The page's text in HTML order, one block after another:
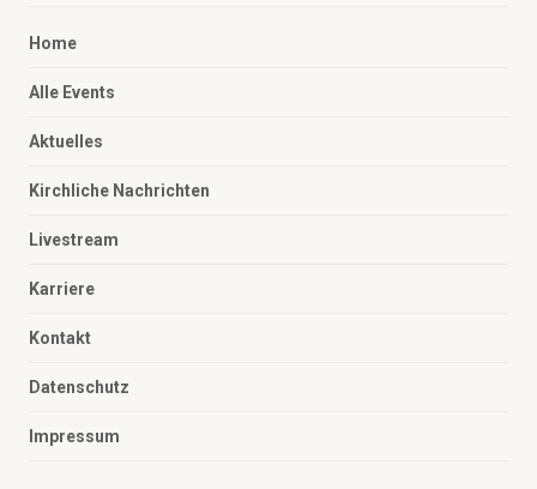
Home
Alle Events
Aktuelles
Kirchliche Nachrichten
Livestream
Karriere
Kontakt
Datenschutz
Impressum